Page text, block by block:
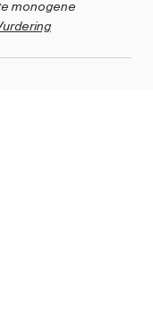
monogene